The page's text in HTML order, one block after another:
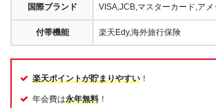
国際ブランド VISA,JCB,マスターカード,アメ
付帯機能 楽天Edy,海外旅行保険
楽天ポイントが貯まりやすい ！
年会費は永年無料 ！